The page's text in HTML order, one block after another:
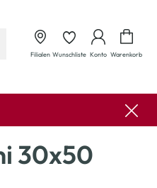
Filialen Wunschliste Konto Warenkorb
30x50